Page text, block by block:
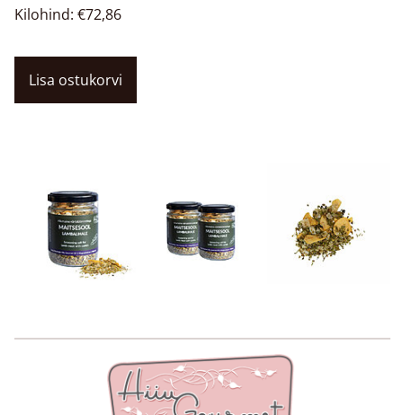
Kilohind: €72,86
Lisa ostukorvi